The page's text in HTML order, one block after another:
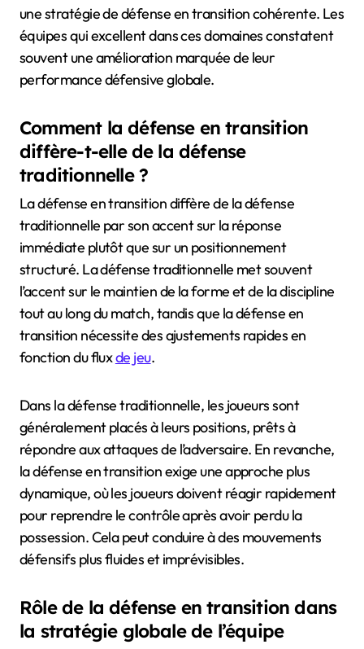
une stratégie de défense en transition cohérente. Les
équipes qui excellent dans ces domaines constatent
souvent une amélioration marquée de leur
performance défensive globale.
Comment la défense en transition
diffère-t-elle de la défense
traditionnelle ?
La défense en transition diffère de la défense
traditionnelle par son accent sur la réponse
immédiate plutôt que sur un positionnement
structuré. La défense traditionnelle met souvent
l’accent sur le maintien de la forme et de la discipline
tout au long du match, tandis que la défense en
transition nécessite des ajustements rapides en
fonction du fluxde jeu.
Dans la défense traditionnelle, les joueurs sont
généralement placés à leurs positions, prêts à
répondre aux attaques de l’adversaire. En revanche,
la défense en transition exige une approche plus
dynamique, où les joueurs doivent réagir rapidement
pour reprendre le contrôle après avoir perdu la
possession. Cela peut conduire à des mouvements
défensifs plus fluides et imprévisibles.
Rôle de la défense en transition dans
la stratégie globale de l’équipe